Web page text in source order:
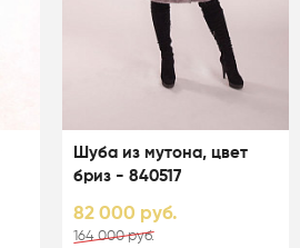
Шуба из мутона, цвет
бриз - 840517
82 000 руб.
164 000 руб.